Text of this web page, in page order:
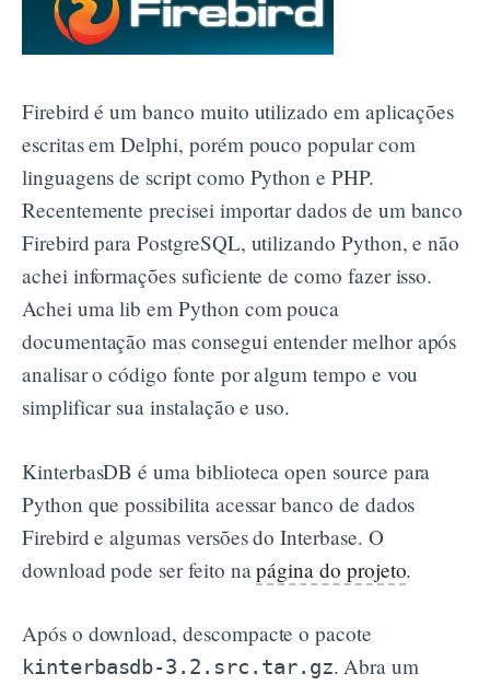
Firebird é um banco muito utilizado em aplicações
escritas em Delphi, porém pouco popular com
linguagens de script como Python e PHP.
Recentemente precisei importar dados de um banco
Firebird para PostgreSQL, utilizando Python, e não
achei informações suficiente de como fazer isso.
Achei uma lib em Python com pouca
documentação mas consegui entender melhor após
analisar o código fonte por algum tempo e vou
simplificar sua instalação e uso.
KinterbasDB é uma biblioteca open source para
Python que possibilita acessar banco de dados
Firebird e algumas versões do Interbase. O
download pode ser feito napágina do projeto.
Após o download, descompacte o pacote
kinterbasdb-3.2.src.tar.gz. Abra um